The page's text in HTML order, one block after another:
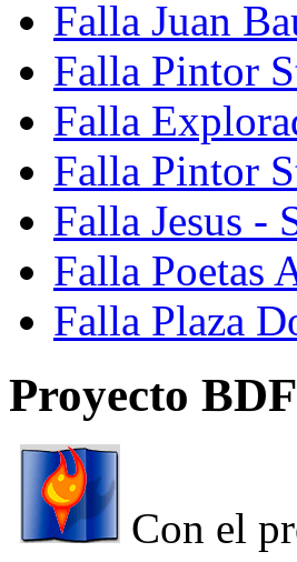
Falla Juan
Falla Pintor
Falla
Falla Pintor
Falla Jesus -
Falla Poetas
Falla Plaza
Proyecto
Con el